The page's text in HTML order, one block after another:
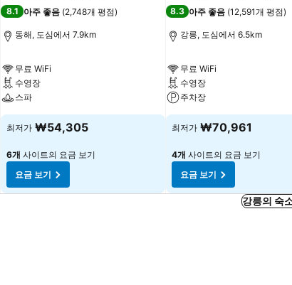
8.1 아주 좋음 (2,748개 평점)
동해, 도심에서 7.9km
무료 WiFi
수영장
스파
최저가 ₩54,305
6개 사이트의 요금 보기
요금 보기
8.3 아주 좋음 (12,591개 평점)
강릉, 도심에서 6.5km
무료 WiFi
수영장
주차장
최저가 ₩70,961
4개 사이트의 요금 보기
요금 보기
강릉의 숙